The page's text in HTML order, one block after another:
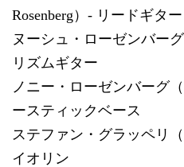
Rosenberg）- リードギター
ヌーシュ・ローゼンバーグ
リズムギター
ノニー・ローゼンバーグ
ースティックベース
ステファン・グラッペリ
イオリン